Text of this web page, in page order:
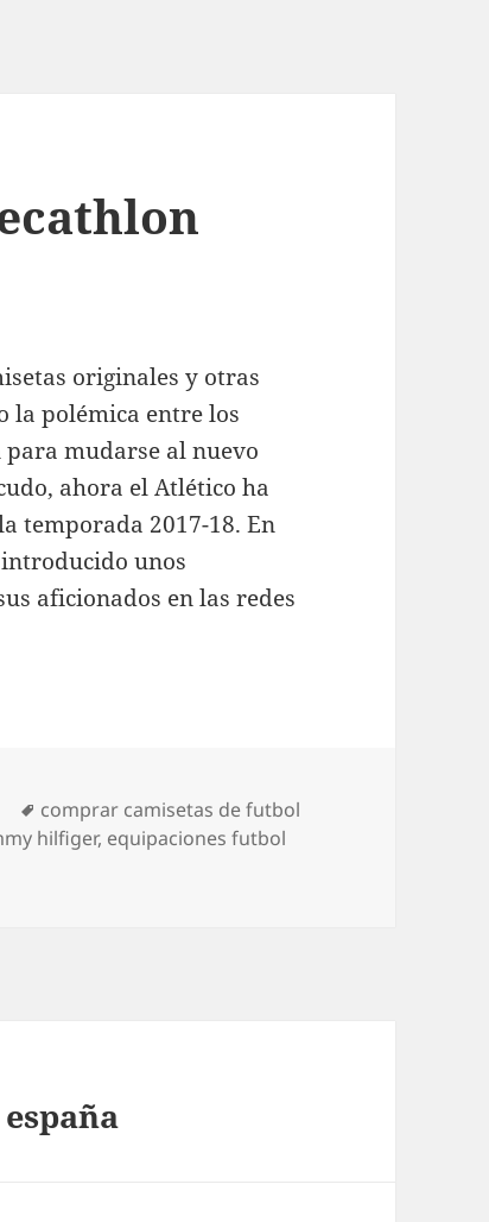
originales y otras
la polémica entre los
para mudarse al nuevo
ahora el Atlético ha
temporada 2017-18. En
unos
aficionados en las redes
Etiquetas
comprar camisetas de futbol
hilfiger, equipaciones futbol